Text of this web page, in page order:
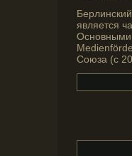
является
Союза (с